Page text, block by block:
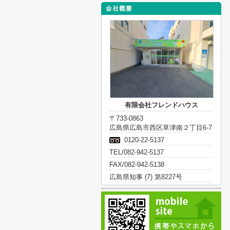
有限会社フレンドハウス
〒733-0863
広島県広島市西区草津南２丁目6-7
0120-22-5137
TEL/082-942-5137
FAX/082-942-5138
広島県知事 (7) 第8227号